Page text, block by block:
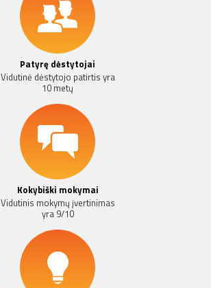
Patyrę dėstytojai
Vidutinė dėstytojo patirtis yra
10 metų
Kokybiški mokymai
Vidutinis mokymų įvertinimas
yra 9/10